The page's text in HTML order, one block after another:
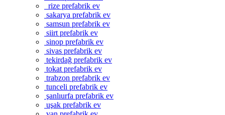
rize prefabrik ev
sakarya prefabrik ev
samsun prefabrik ev
siirt prefabrik ev
sinop prefabrik ev
sivas prefabrik ev
tekirdağ prefabrik ev
tokat prefabrik ev
trabzon prefabrik ev
tunceli prefabrik ev
şanlıurfa prefabrik ev
uşak prefabrik ev